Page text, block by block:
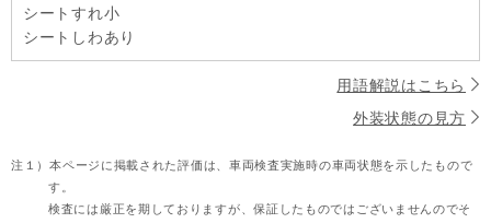
シートすれ小
シートしわあり
用語解説はこちら
外装状態の見方
注１）本ページに掲載された評価は、車両検査実施時の車両状態を示したもので
す。
検査には厳正を期しておりますが、保証したものではございませんのでそ